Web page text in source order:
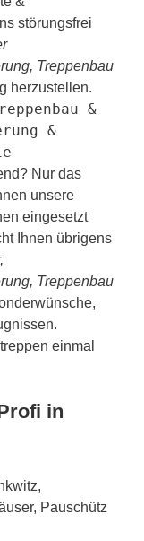
störungsfrei
Treppenbau
herzustellen.
&
&
Nur das
unsere
eingesetzt
Ihnen übrigens
Treppenbau
einmal
in
Pauschütz